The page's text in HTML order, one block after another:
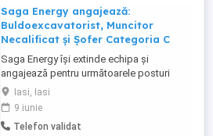
Saga Energy angajează:
Buldoexcavatorist, Muncitor
Necalificat și Șofer Categoria C
Saga Energy își extinde echipa și
angajează pentru următoarele posturi
disponibile: * Buldoexcavatorist *
Muncitor necalificat * Șofer categoria C
pentru lucrări în domeniul instalațiilor și
rețelelor de apă-canalizare.
Iasi, Iasi
9 iunie
Telefon validat